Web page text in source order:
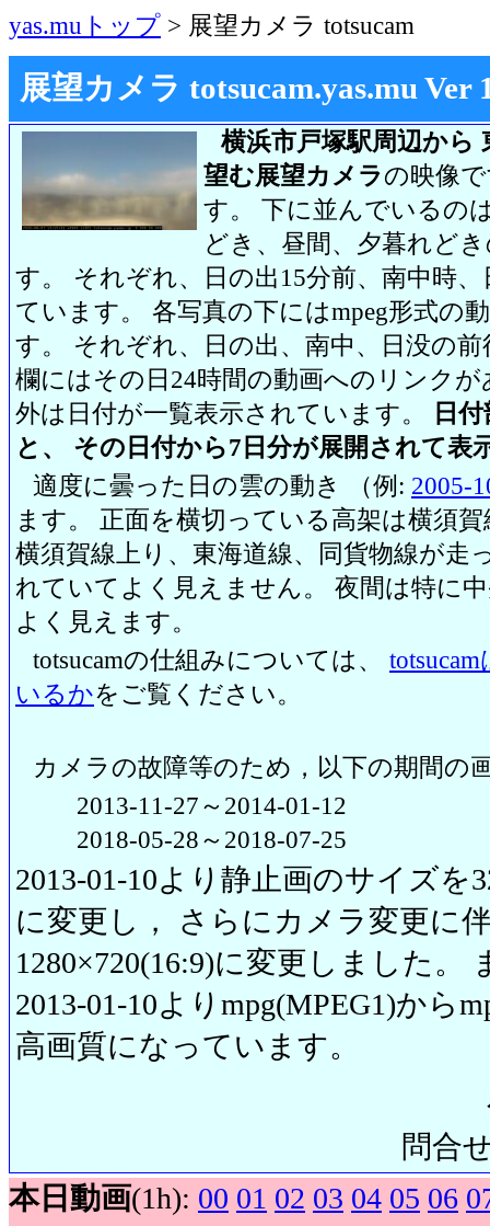
yas.muトップ > 展望カメラ totsucam
展望カメラ totsucam.yas.mu Ver
横浜市戸塚駅周辺から
望む展望カメラの映像
す。 下に並んでいるの
どき、昼間、夕暮れど
す。 それぞれ、日の出15分前、南中時
ています。 各写真の下にはmpeg形式の
す。 それぞれ、日の出、南中、日没の
欄にはその日24時間の動画へのリンク
外は日付が一覧表示されています。
日
と、 その日付から7日分が展開されて表
適度に曇った日の雲の動き （例: 2005-
ます。 正面を横切っている高架は横須
横須賀線上り、東海道線、同貨物線が走
れていてよく見えません。 夜間は特に
よく見えます。
totsucamの仕組みについては、
いるかをご覧ください。
カメラの故障等のため，以下の期間の
2013-11-27～2014-01-12
2018-05-28～2018-07-25
2013-01-10より静止画のサイズを
に変更し， さらにカメラ変更に
1280×720(16:9)に変更しました。
2013-01-10よりmpg(MPEG1)から
高画質になっています。
問合
本日動画(1h): 00 01 02 03 04 05 06